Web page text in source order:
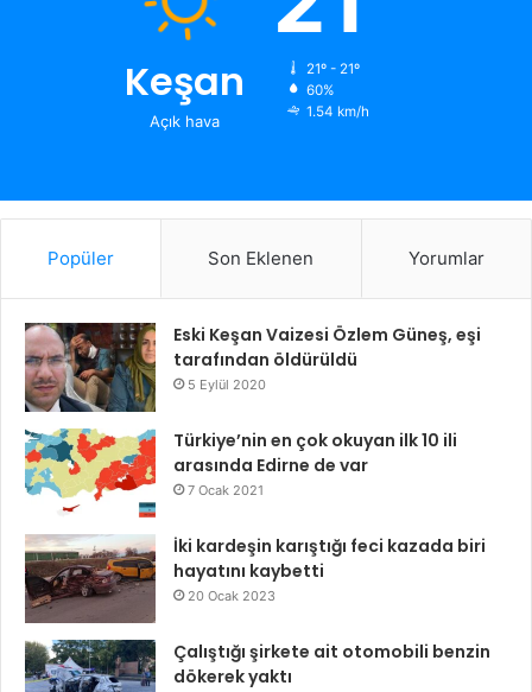
Keşan
Açık hava
21º - 21º
60%
1.54 km/h
Popüler Son Eklenen Yorumlar
Eski Keşan Vaizesi Özlem Güneş, eşi
tarafından öldürüldü
5 Eylül 2020
Türkiye’nin en çok okuyan ilk 10 ili
arasında Edirne de var
7 Ocak 2021
İki kardeşin karıştığı feci kazada biri
hayatını kaybetti
20 Ocak 2023
Çalıştığı şirkete ait otomobili benzin
dökerek yaktı